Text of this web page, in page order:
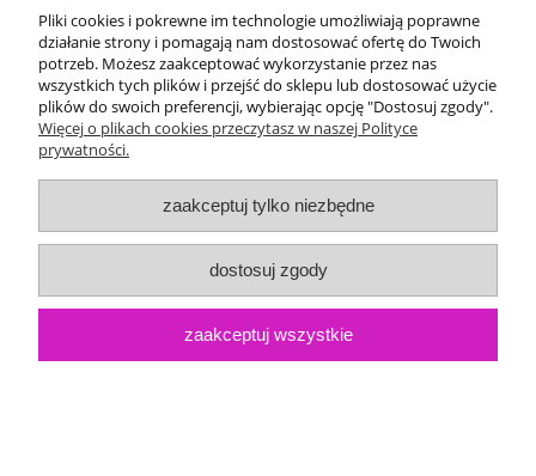
Parker długopis Urban Fashion niebieski CT
107,00 zł
Pliki cookies i pokrewne im technologie umożliwiają poprawne
działanie strony i pomagają nam dostosować ofertę do Twoich
potrzeb. Możesz zaakceptować wykorzystanie przez nas
wszystkich tych plików i przejść do sklepu lub dostosować użycie
plików do swoich preferencji, wybierając opcję "Dostosuj zgody".
Więcej o plikach cookies przeczytasz w naszej Polityce
prywatności.
zaakceptuj tylko niezbędne
dostosuj zgody
zaakceptuj wszystkie